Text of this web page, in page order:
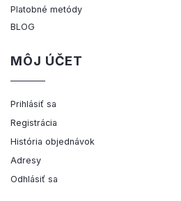
Platobné metódy
BLOG
MÔJ ÚČET
Prihlásiť sa
Registrácia
História objednávok
Adresy
Odhlásiť sa